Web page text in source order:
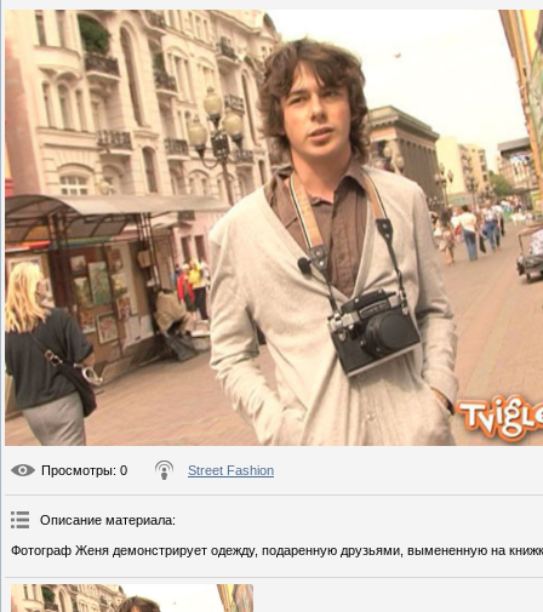
Просмотры: 0 Street Fashion
Описание материала:
Фотограф Женя демонстрирует одежду, подаренную друзьями, вымененную на